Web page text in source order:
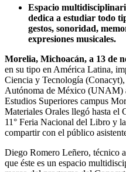
Espacio
dedica a estudiar todo
gestos, sonoridad,
expresiones musicales.
Morelia, Michoacán, a 13 de
en su tipo en América Latina,
Ciencia y Tecnología
Autónoma de México (UNAM)
Estudios Superiores campus
Materiales Orales llegó hasta el
11° Feria Nacional del Libro y
compartir con el público
Diego Romero Leñero, técnico
que éste es un espacio